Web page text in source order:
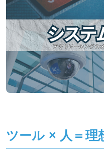
ツール × 人＝理